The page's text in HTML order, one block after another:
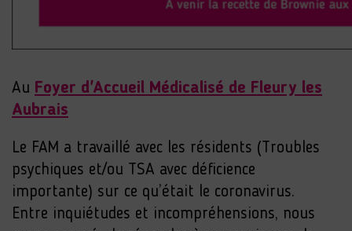
Au Foyer d'Accueil Médicalisé de Fleury les
Aubrais
Le FAM a travaillé avec les résidents (Troubles
psychiques et/ou TSA avec déficience
importante) sur ce qu’était le coronavirus.
Entre inquiétudes et incompréhensions, nous